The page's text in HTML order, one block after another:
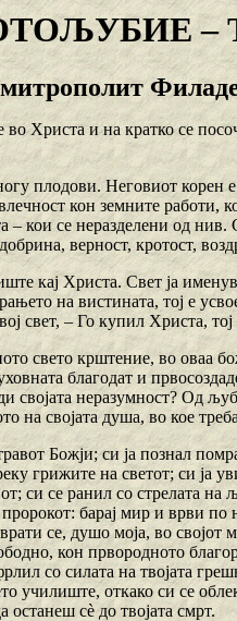
–
во Христа и на кратко се
плодови. Неговиот корен
кон земните работи,
– кои се неразделени од
верност, кротост,
кај Христа. Свет ја
на вистината, тој е
свет, – Го купил Христа,
свето крштение, во оваа
благодат и
својата неразумност? Од
на својата душа, во кое
Божји; си ја познал
грижите на светот; си ја
си се ранил со стрелата
барај мир и врви по
се, душо моја, во
кон првородното
со силата на твојата
училиште, откако си се
останеш сѐ до твојата смрт.